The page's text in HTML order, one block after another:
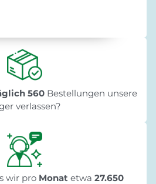
560Bestellungen unsere
verlassen?
wir pro Monat etwa 27.650